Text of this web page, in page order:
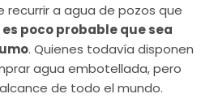
recurrir a agua de pozos que
es poco probable que sea
. Quienes todavía disponen
agua embotellada, pero
de todo el mundo.